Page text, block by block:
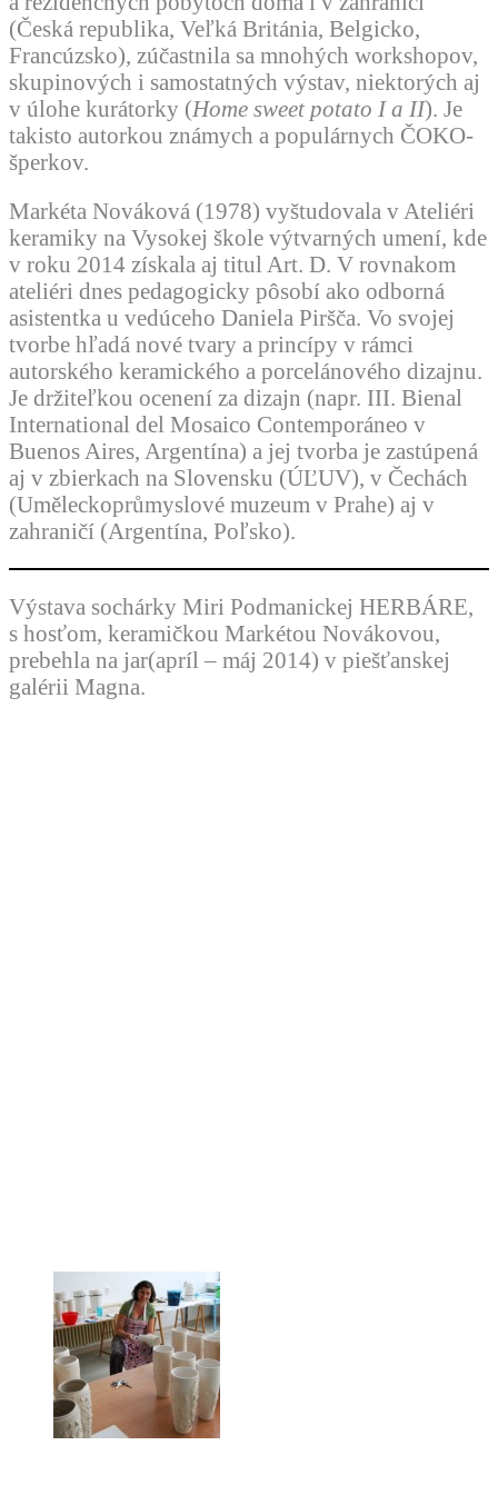
(Česká republika, Veľká Británia, Belgicko,
Francúzsko), zúčastnila sa mnohých workshopov,
skupinových i samostatných výstav, niektorých aj
v úlohe kurátorky (Home sweet potato I a II). Je
takisto autorkou známych a populárnych ČOKO-
šperkov.
Markéta Nováková (1978) vyštudovala v Ateliéri
keramiky na Vysokej škole výtvarných umení, kde
v roku 2014 získala aj titul Art. D. V rovnakom
ateliéri dnes pedagogicky pôsobí ako odborná
asistentka u vedúceho Daniela Piršča. Vo svojej
tvorbe hľadá nové tvary a princípy v rámci
autorského keramického a porcelánového dizajnu.
Je držiteľkou ocenení za dizajn (napr. III. Bienal
International del Mosaico Contemporáneo v
Buenos Aires, Argentína) a jej tvorba je zastúpená
aj v zbierkach na Slovensku (ÚĽUV), v Čechách
(Uměleckoprůmyslové muzeum v Prahe) aj v
zahraničí (Argentína, Poľsko).
Výstava sochárky Miri Podmanickej HERBÁRE,
s hosťom, keramičkou Markétou Novákovou,
prebehla na jar(apríl – máj 2014) v piešťanskej
galérii Magna.